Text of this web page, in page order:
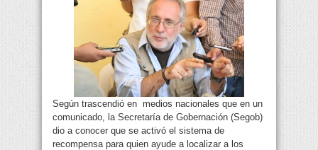
Según trascendió en medios nacionales que en un
comunicado, la Secretaría de Gobernación (Segob)
dio a conocer que se activó el sistema de
recompensa para quien ayude a localizar a los